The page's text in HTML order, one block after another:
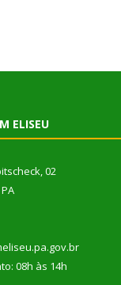
ELISEU
02
08h às 14h